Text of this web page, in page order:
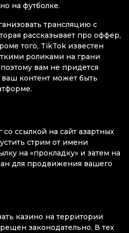
на футболке.
трансляцию с
рассказывает про оффер,
того, TikTok известен
роликами на грани
вам не придется
ваш контент может быть
ссылкой на сайт азартных
стрим от имени
на «прокладку» и затем на
для продвижения вашего
казино на территории
законодательно. В тех